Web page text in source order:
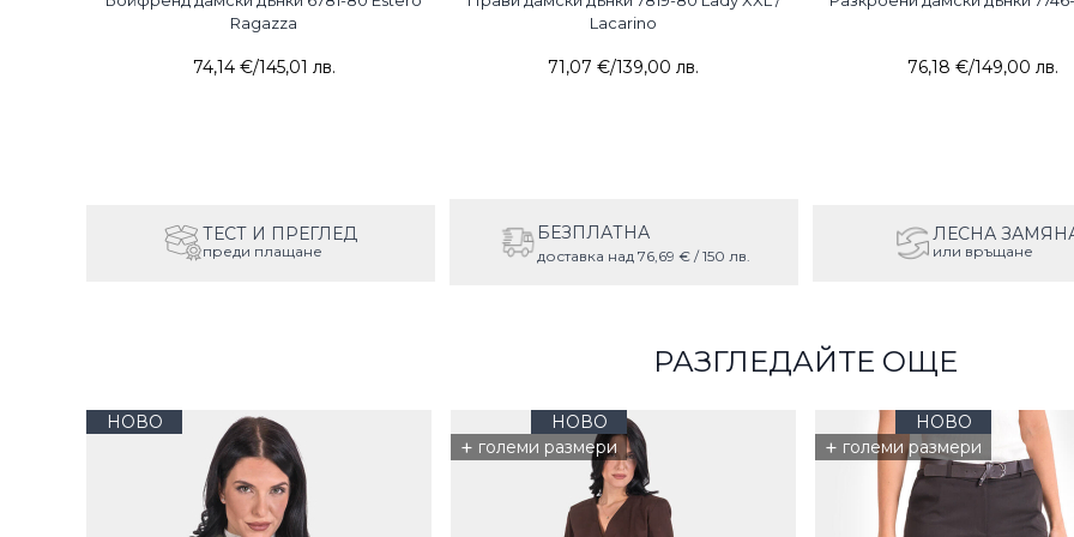
Ragazza
74,14 €/145,01 лв.
Lacarino
71,07 €/139,00 лв. 76,18 €/149,00 лв.
ТЕСТ И ПРЕГЛЕД
преди плащане
БЕЗПЛАТНА
доставка над 76,69 € / 150 лв.
ЛЕСНА
или връщане
РАЗГЛЕДАЙТЕ ОЩЕ
НОВО НОВО
+ големи размери
НОВО
+ големи размери